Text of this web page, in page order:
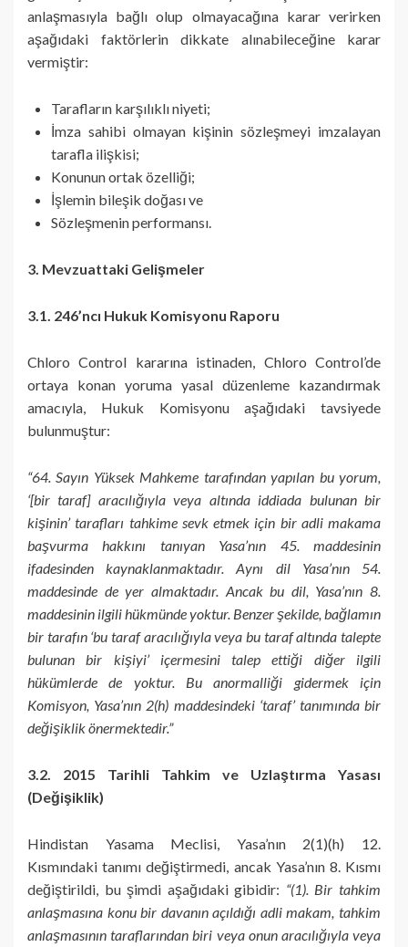
anlaşmasıyla bağlı olup olmayacağına karar verirken
aşağıdaki faktörlerin dikkate alınabileceğine karar
vermiştir:
Tarafların karşılıklı niyeti;
İmza sahibi olmayan kişinin sözleşmeyi imzalayan
tarafla ilişkisi;
Konunun ortak özelliği;
İşlemin bileşik doğası ve
Sözleşmenin performansı.
3. Mevzuattaki Gelişmeler
3.1. 246’ncı Hukuk Komisyonu Raporu
Chloro Control kararına istinaden, Chloro Control’de
ortaya konan yoruma yasal düzenleme kazandırmak
amacıyla, Hukuk Komisyonu aşağıdaki tavsiyede
bulunmuştur:
“64. Sayın Yüksek Mahkeme tarafından yapılan bu yorum,
‘[bir taraf] aracılığıyla veya altında iddiada bulunan bir
kişinin’ tarafları tahkime sevk etmek için bir adli makama
başvurma hakkını tanıyan Yasa’nın 45. maddesinin
ifadesinden kaynaklanmaktadır. Aynı dil Yasa’nın 54.
maddesinde de yer almaktadır. Ancak bu dil, Yasa’nın 8.
maddesinin ilgili hükmünde yoktur. Benzer şekilde, bağlamın
bir tarafın ‘bu taraf aracılığıyla veya bu taraf altında talepte
bulunan bir kişiyi’ içermesini talep ettiği diğer ilgili
hükümlerde de yoktur. Bu anormalliği gidermek için
Komisyon, Yasa’nın 2(h) maddesindeki ‘taraf’ tanımında bir
değişiklik önermektedir.”
3.2. 2015 Tarihli Tahkim ve Uzlaştırma Yasası
(Değişiklik)
Hindistan Yasama Meclisi, Yasa’nın 2(1)(h) 12.
Kısmındaki tanımı değiştirmedi, ancak Yasa’nın 8. Kısmı
değiştirildi, bu şimdi aşağıdaki gibidir: “(1). Bir tahkim
anlaşmasına konu bir davanın açıldığı adli makam, tahkim
anlaşmasının taraflarından biri veya onun aracılığıyla veya